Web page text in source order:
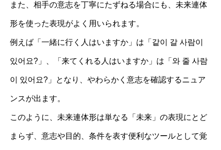
また、相手の意志を丁寧にたずねる場合にも、未来連体
形を使った表現がよく用いられます。
例えば「一緒に行く人はいますか」は「같이 갈 사람이
있어요?」、「来てくれる人はいますか」は「와 줄 사람
이 있어요?」となり、やわらかく意志を確認するニュア
ンスが出ます。
このように、未来連体形は単なる「未来」の表現にとど
まらず、意志や目的、条件を表す便利なツールとして覚